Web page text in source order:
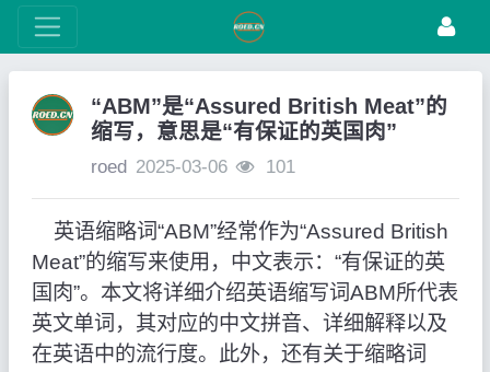
“ABM”是“Assured British Meat”的
缩写，意思是“有保证的英国肉”
roed 2025-03-06 101
英语缩略词“ABM”经常作为“Assured British
Meat”的缩写来使用，中文表示：“有保证的英
国肉”。本文将详细介绍英语缩写词ABM所代表
英文单词，其对应的中文拼音、详细解释以及
在英语中的流行度。此外，还有关于缩略词